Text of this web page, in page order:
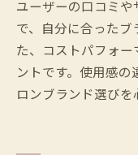
ユーザーの口コミ
で、自分に合ったブ
た、コストパフォ
ントです。使用感
ロンブランド選びを